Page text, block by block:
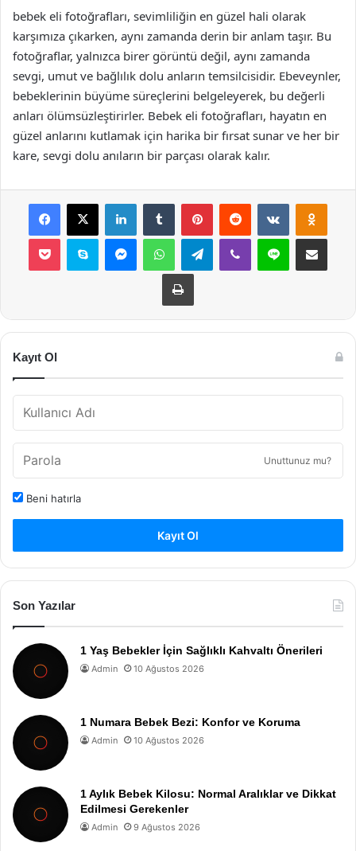
bebek eli fotoğrafları, sevimliliğin en güzel hali olarak
karşımıza çıkarken, aynı zamanda derin bir anlam taşır. Bu
fotoğraflar, yalnızca birer görüntü değil, aynı zamanda
sevgi, umut ve bağlılık dolu anların temsilcisidir. Ebeveynler,
bebeklerinin büyüme süreçlerini belgeleyerek, bu değerli
anları ölümsüzleştirirler. Bebek eli fotoğrafları, hayatın en
güzel anlarını kutlamak için harika bir fırsat sunar ve her bir
kare, sevgi dolu anıların bir parçası olarak kalır.
Facebook
X LinkedInTumblr PinterestReddit VKontakte
Pocket Skype MessengerWhatsAppTelegramViber Line E-Posta ile
Yazdır
Kayıt Ol
Unuttunuz mu?
Beni hatırla
Kayıt Ol
Son Yazılar
1 Yaş Bebekler İçin Sağlıklı Kahvaltı Önerileri
Admin 10 Ağustos 2026
1 Numara Bebek Bezi: Konfor ve Koruma
Admin 10 Ağustos 2026
1 Aylık Bebek Kilosu: Normal Aralıklar ve Dikkat
Edilmesi Gerekenler
Admin 9 Ağustos 2026